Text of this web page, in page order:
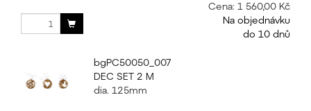
Cena: 1 560,00 Kč
Na objednávku
do 10 dnů
bgPC50050_007
DEC SET 2 M
dia. 125mm